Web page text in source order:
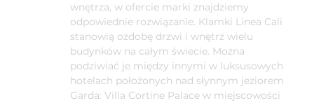
wnętrza, w ofercie marki znajdziemy
odpowiednie rozwiązanie. Klamki Linea Cali
stanowią ozdobę drzwi i wnętrz wielu
budynków na całym świecie. Można
podziwiać je między innymi w luksusowych
hotelach położonych nad słynnym jeziorem
Garda: Villa Cortine Palace w miejscowości